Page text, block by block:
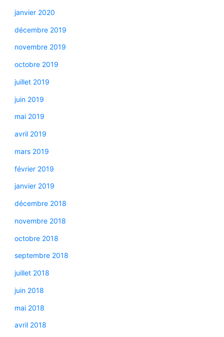
janvier 2020
décembre 2019
novembre 2019
octobre 2019
juillet 2019
juin 2019
mai 2019
avril 2019
mars 2019
février 2019
janvier 2019
décembre 2018
novembre 2018
octobre 2018
septembre 2018
juillet 2018
juin 2018
mai 2018
avril 2018